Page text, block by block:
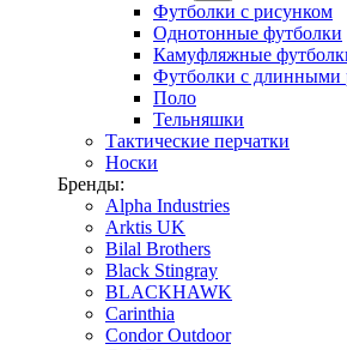
Футболки с рисунком
Однотонные футболки
Камуфляжные
Футболки с длинными
Поло
Тельняшки
Тактические перчатки
Носки
Бренды:
Alpha Industries
Arktis UK
Bilal Brothers
Black Stingray
BLACKHAWK
Carinthia
Condor Outdoor